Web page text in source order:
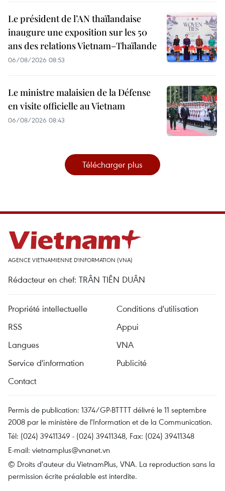
Le président de l’AN thaïlandaise
inaugure une exposition sur les 50
ans des relations Vietnam–Thaïlande
06/08/2026 08:53
Le ministre malaisien de la Défense
en visite officielle au Vietnam
06/08/2026 08:43
Télécharger plus
AGENCE VIETNAMIENNE D'INFORMATION (VNA)
Rédacteur en chef: TRÂN TIÊN DUÂN
Propriété intellectuelle
Conditions d'utilisation
RSS
Appui
Langues
VNA
Service d'information
Publicité
Contact
Permis de publication: 1374/GP-BTTTT délivré le 11 septembre
2008 par le ministère de l'Information et de la Communication.
Tél: (024) 39411349 - (024) 39411348, Fax: (024) 39411348
E-mail: vietnamplus@vnanet.vn
© Droits d'auteur du VietnamPlus, VNA. La reproduction sans la
permission écrite préalable est interdite.